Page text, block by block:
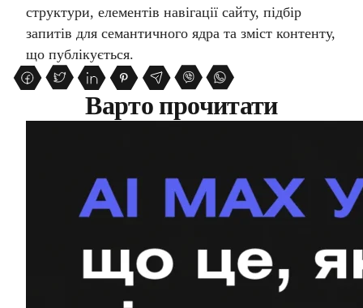
структури, елементів навігації сайту, підбір
запитів для семантичного ядра та зміст контенту,
що публікується.
Варто прочитати